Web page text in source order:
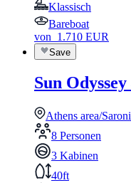
Klassisch
Bareboat
von 1.710 EUR
Save
Sun
Athens area/
8 Personen
3 Kabinen
40ft